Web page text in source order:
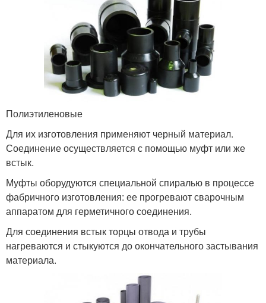
Полиэтиленовые
Для их изготовления применяют черный материал.
Соединение осуществляется с помощью муфт или же
встык.
Муфты оборудуются специальной спиралью в процессе
фабричного изготовления: ее прогревают сварочным
аппаратом для герметичного соединения.
Для соединения встык торцы отвода и трубы
нагреваются и стыкуются до окончательного застывания
материала.